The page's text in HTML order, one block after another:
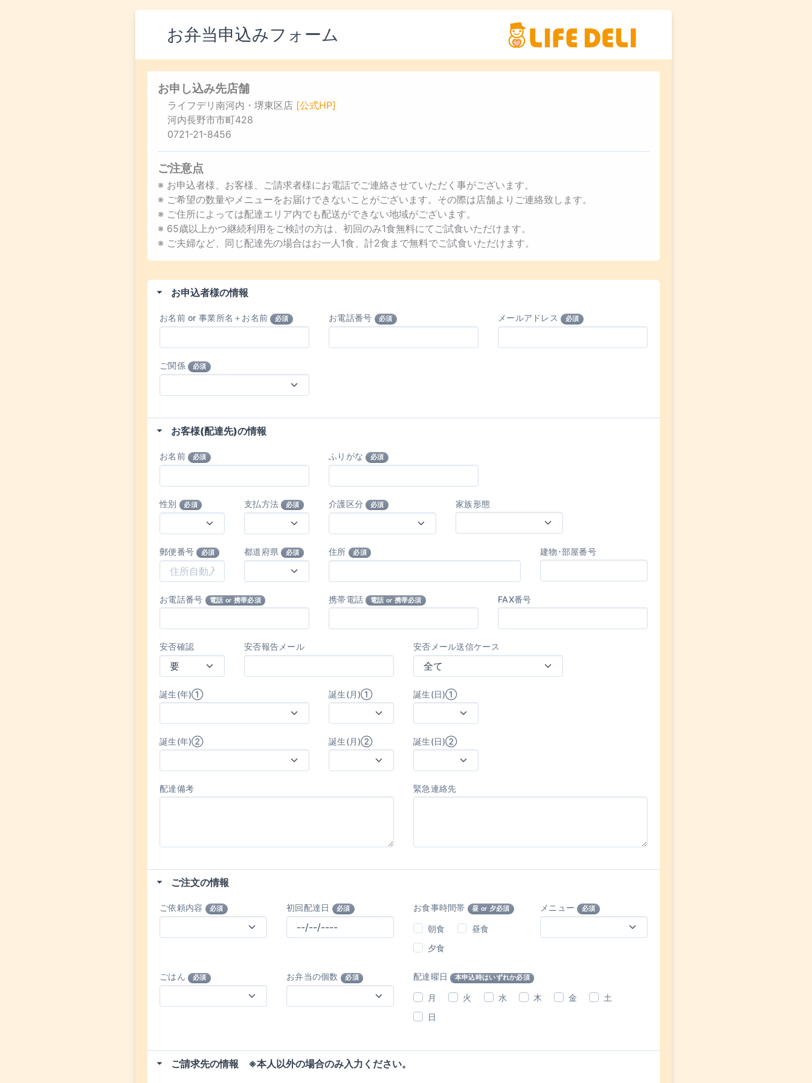
お弁当申込みフォーム
お申し込み先店舗
ライフデリ南河内・堺東区店 [公式HP]
河内長野市市町428
0721-21-8456
ご注意点
※ お申込者様、お客様、ご請求者様にお電話でご連絡させていただく事がございます。
※ ご希望の数量やメニューをお届けできないことがございます。その際は店舗よりご連絡致します。
※ ご住所によっては配達エリア内でも配送ができない地域がございます。
※ 65歳以上かつ継続利用をご検討の方は、初回のみ1食無料にてご試食いただけます。
※ ご夫婦など、同じ配達先の場合はお一人1食、計2食まで無料でご試食いただけます。
お申込者様の情報
お名前 or 事業所名＋お名前 必須 お電話番号 必須 メールアドレス 必須
ご関係 必須
お客様(配達先)の情報
お名前 必須 ふりがな 必須
性別 必須 支払方法 必須 介護区分 必須 家族形態
郵便番号 必須 都道府県 必須 住所 必須 建物･部屋番号
お電話番号 電話 or 携帯必須 携帯電話 電話 or 携帯必須 FAX番号
安否確認 安否報告メール 安否メール送信ケース
誕生(年)① 誕生(月)① 誕生(日)①
誕生(年)② 誕生(月)② 誕生(日)②
配達備考 緊急連絡先
ご注文の情報
ご依頼内容 必須 初回配達日 必須 お食事時間帯 昼 or 夕必須
朝食
昼食
夕食
メニュー 必須
ごはん 必須 お弁当の個数 必須 配達曜日 本申込時はいずれか必須
月 火 水 木 金
土
日
ご請求先の情報 ※本人以外の場合のみ入力ください。